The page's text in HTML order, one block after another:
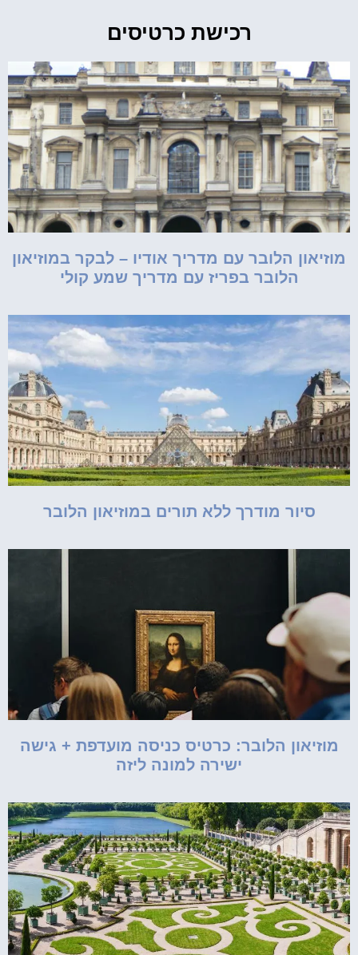
רכישת כרטיסים
מוזיאון הלובר עם מדריך אודיו – לבקר במוזיאון
הלובר בפריז עם מדריך שמע קולי
סיור מודרך ללא תורים במוזיאון הלובר
מוזיאון הלובר: כרטיס כניסה מועדפת + גישה
ישירה למונה ליזה